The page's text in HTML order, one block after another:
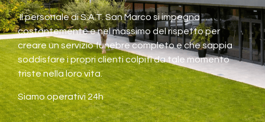
Il personale di S.A.T. San Marco si impegna
costantemente e nel massimo del rispetto per
creare un servizio funebre completo e che sappia
soddisfare i propri clienti colpiti da tale momento
triste nella loro vita.
Siamo operativi 24h